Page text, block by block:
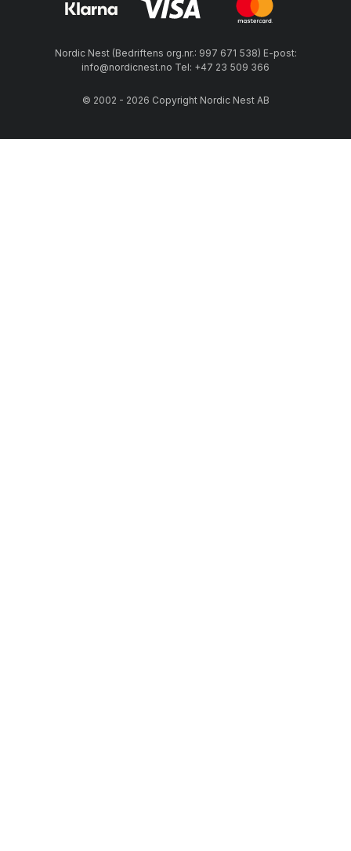
Nordic Nest (Bedriftens org.nr.: 997 671 538) E-post:
info@nordicnest.no Tel: +47 23 509 366
© 2002 - 2026 Copyright Nordic Nest AB